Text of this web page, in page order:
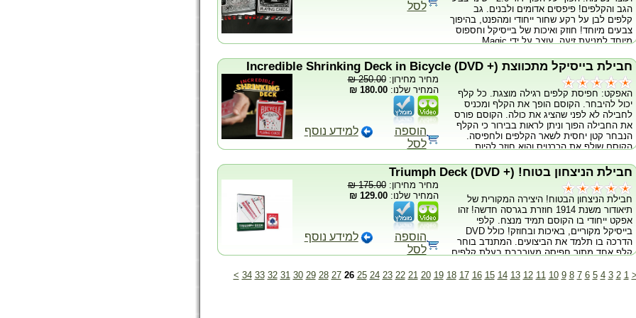
הגב והקלפים! פיפסים אדומים ולבנים. גב
קלפים לבן על רקע שחור ייחודי ומהפנט, בהיפוך
צבעים מיוחד! חוזק ואיכות של בייסיקל וחספוס
מיוחד למניעת זיעה. עוצב על ידי Magic
בייסיקל - ארה"ב. כרטיסי גאף מיוחדים!
הכוללים קלף ריק, קלף גב כפול, וכרטיס ג'וקר
מיוחד. חבילת קלפים מיוחדת לאספנים
ולקוסמים שרוצים להרשים את הקהל!
לסל
חבילת בייסיקל מתכווצת (+ Incredible Shrinking Deck in Bicycle (DVD
האפקט: חפיסת קלפים רגילה מוצגת. כל קלף
יכול להיבחר. הקוסם הופך את הקלף ומכניס
לחבילה לא לפני שהציג את כולה. הקוסם פורס
את החבילה הפוך וניתן לראות בבירור כי הקלף
הנבחר קטן יחסית לשאר הקלפים ולחפיסה.
הקוסם שולף את הכרטיס והוא חוזר להיות
אותה שוב על פני השולחן, והפלא ופלא כל
הקלפים התכווצו והפכו להיות בגודלו של הקלף
שנבחר! הקלף היחיד שנבחר נשאר בגודל
הקלפים המקוריים! הקוסם הופך שוב את
החבילה והקלפים חוזרים לגודלם הרגיל. הקוסם
הופך ומראה שכל הקלפים והחבילה רגילים
לחלוטין! עכשיו אפשר לכווץ את כל הקלפים
בחבילת בייסיקל רגילה. החבילה הודפסה
במהדורה מיוחדת וכוללת כרטיסי בונוס מיוחדים!
הקסם המיוחדת.
מחיר מחירון:250.00 ₪
המחיר שלנו:180.00 ₪
הוספה
לסל
למידע נוסף
חבילת הניצחון בטוח! (+ Triumph Deck (DVD
חבילת הניצחון הבטוח! היצירה המקורית של
תיאודור משנת 1914 חוזרת בגרסה חדשה! זהו
אפקט ייחודי בו הקוסם תמיד מנצח. קלפי
בייסיקל מקוריים, באיכות ובחוזק! כולל DVD
הדרכה בו תלמד את הביצועים. המתנדב בוחר
קלף אחד מתוך חפיסה מעורבבת בעלת קלפים
להיות היחיד שהפוך בחבילה משאר הקלפים!
מחיר מחירון:175.00 ₪
המחיר שלנו:129.00 ₪
הוספה
לסל
למידע נוסף
1
2
3
4
5
6
7
8
9
10
11
12
13
14
15
16
17
18
19
20
21
22
23
24
25
26
27
28
29
30
31
32
33
34
>